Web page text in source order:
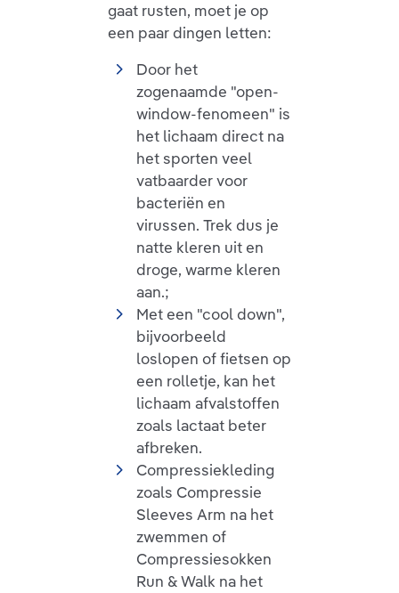
gaat rusten, moet je op
een paar dingen letten:
Door het
zogenaamde "open-
window-fenomeen" is
het lichaam direct na
het sporten veel
vatbaarder voor
bacteriën en
virussen. Trek dus je
natte kleren uit en
droge, warme kleren
aan.;
Met een "cool down",
bijvoorbeeld
loslopen of fietsen op
een rolletje, kan het
lichaam afvalstoffen
zoals lactaat beter
afbreken.
Compressiekleding
zoals Compressie
Sleeves Arm na het
zwemmen of
Compressiesokken
Run & Walk na het